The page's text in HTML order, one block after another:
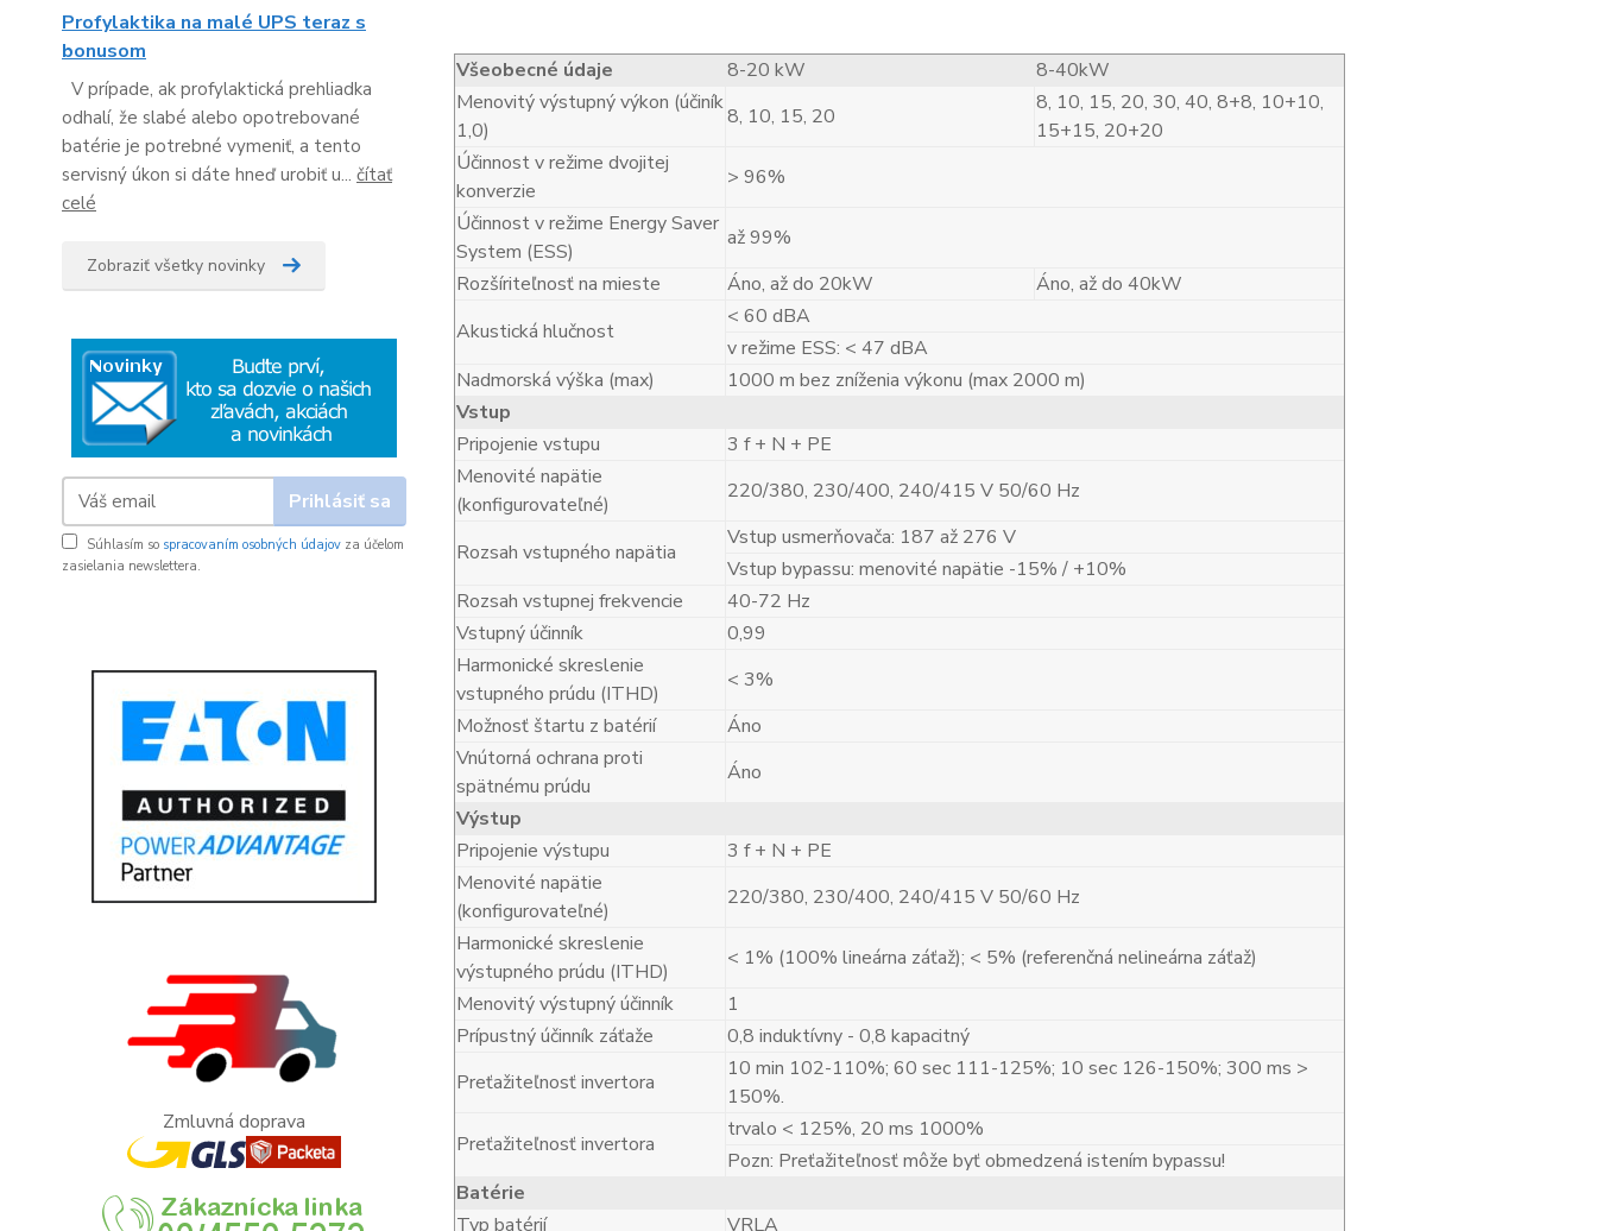
Profylaktika na malé UPS teraz s
bonusom
V prípade, ak profylaktická prehliadka
odhalí, že slabé alebo opotrebované
batérie je potrebné vymeniť, a tento
servisný úkon si dáte hneď urobiť u... čítať
celé
Zobraziť všetky novinky
Prihlásiť sa
Súhlasím so spracovaním osobných údajov za účelom
zasielania newslettera.
Zmluvná doprava
Všeobecné údaje 8-20 kW
8-40kW
Menovitý výstupný výkon (účiník
1,0)
8, 10, 15, 20
8, 10, 15, 20, 30, 40, 8+8, 10+10,
15+15, 20+20
Účinnost v režime dvojitej
konverzie
> 96%
Účinnost v režime Energy Saver
System (ESS)
až 99%
Rozšíriteľnosť na mieste
Áno, až do 20kW
Áno, až do 40kW
Akustická hlučnost
< 60 dBA
v režime ESS: < 47 dBA
Nadmorská výška (max)
1000 m bez zníženia výkonu (max 2000 m)
Vstup
Pripojenie vstupu
3 f + N + PE
Menovité napätie
(konfigurovateľné)
220/380, 230/400, 240/415 V 50/60 Hz
Rozsah vstupného napätia
Vstup usmerňovača: 187 až 276 V
Vstup bypassu: menovité napätie -15% / +10%
Rozsah vstupnej frekvencie
40-72 Hz
Vstupný účinník
0,99
Harmonické skreslenie
vstupného prúdu (ITHD)
< 3%
Možnosť štartu z batérií
Áno
Vnútorná ochrana proti
spätnému prúdu
Áno
Výstup
Pripojenie výstupu
3 f + N + PE
Menovité napätie
(konfigurovateľné)
220/380, 230/400, 240/415 V 50/60 Hz
Harmonické skreslenie
výstupného prúdu (ITHD)
< 1% (100% lineárna záťaž); < 5% (referenčná nelineárna záťaž)
Menovitý výstupný účinník
1
Prípustný účinník záťaže
0,8 induktívny - 0,8 kapacitný
Preťažiteľnosť invertora
10 min 102-110%; 60 sec 111-125%; 10 sec 126-150%; 300 ms >
150%.
Preťažiteľnosť invertora
trvalo < 125%, 20 ms 1000%
Pozn: Preťažiteľnosť môže byť obmedzená istením bypassu!
Batérie
Typ batérií
VRLA